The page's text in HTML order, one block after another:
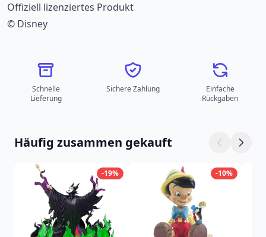
Offiziell lizenziertes Produkt
© Disney
Schnelle
Lieferung
Sichere Zahlung
Einfache
Rückgaben
Häufig zusammen gekauft
-19% -10%